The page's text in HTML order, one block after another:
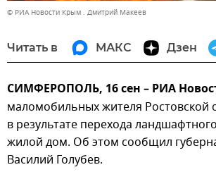
© РИА Новости Крым . Дмитрий Макеев
Читать в МАКС Дзен
СИМФЕРОПОЛЬ, 16 сен – РИА
маломобильных жителя Ростовской
в результате перехода
жилой дом. Об этом сообщил
Василий Голубев.